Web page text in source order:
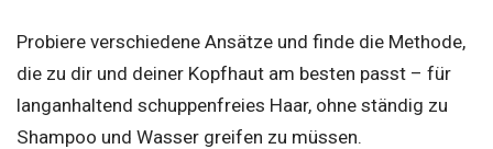
Probiere verschiedene Ansätze und finde die Methode,
die zu dir und deiner Kopfhaut am besten passt – für
langanhaltend schuppenfreies Haar, ohne ständig zu
Shampoo und Wasser greifen zu müssen.